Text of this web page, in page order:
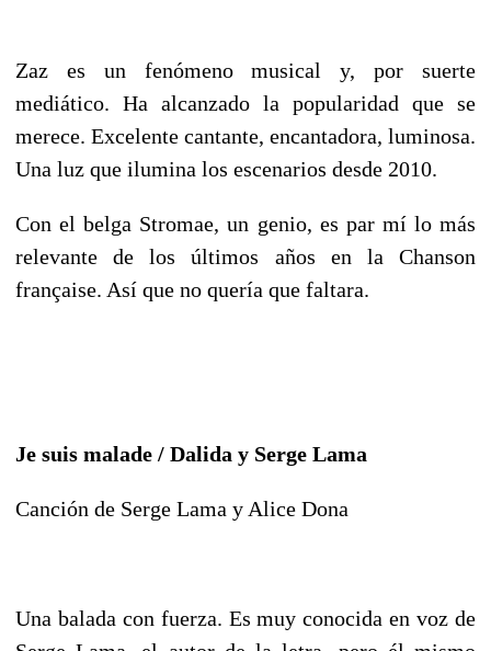
Zaz es un fenómeno musical y, por suerte
mediático. Ha alcanzado la popularidad que se
merece. Excelente cantante, encantadora, luminosa.
Una luz que ilumina los escenarios desde 2010.
Con el belga Stromae, un genio, es par mí lo más
relevante de los últimos años en la Chanson
française. Así que no quería que faltara.
Je suis malade / Dalida y Serge Lama
Canción de Serge Lama y Alice Dona
Una balada con fuerza. Es muy conocida en voz de